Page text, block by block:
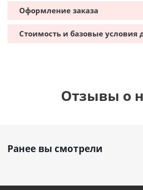
Оформление заказа
Стоимость и базовые условия
Отзывы о
Ранее вы смотрели